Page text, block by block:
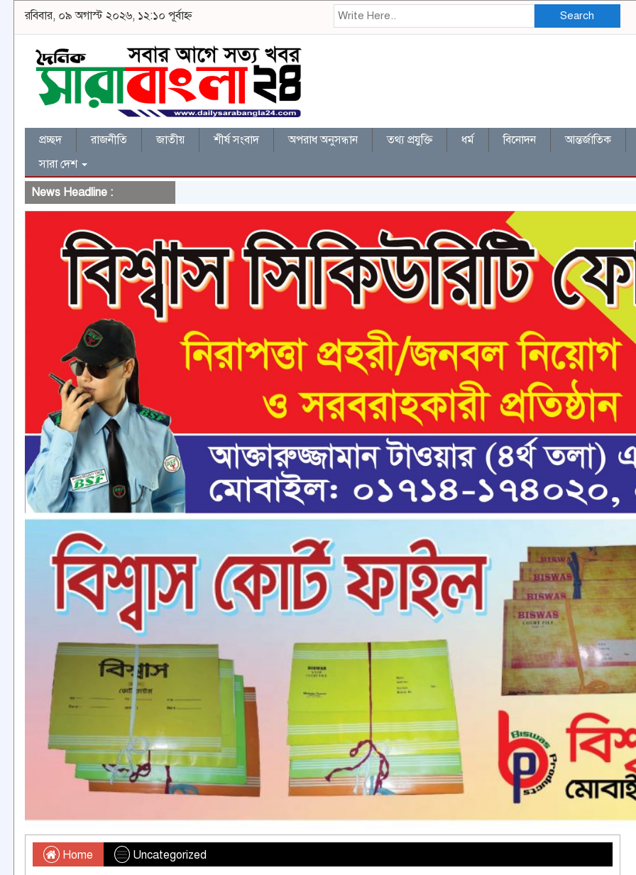
রবিবার, ০৯ অগাস্ট ২০২৬, ১২:১০ পূর্বাহ্ন Search
প্রচ্ছদ রাজনীতি জাতীয় শীর্ষ সংবাদ অপরাধ অনুসন্ধান তথ্য প্রযুক্তি ধর্ম বিনোদন আন্তর্জাতিক
সারা দেশ
News Headline :
Home Uncategorized